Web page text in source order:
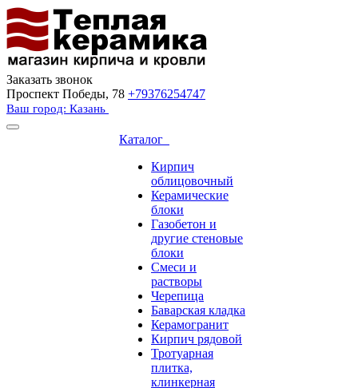
Заказать звонок
Проспект Победы, 78 +79376254747
Ваш город: Казань
Каталог
Кирпич
облицовочный
Керамические
блоки
Газобетон и
другие стеновые
блоки
Смеси и
растворы
Черепица
Баварская кладка
Керамогранит
Кирпич рядовой
Тротуарная
плитка,
клинкерная